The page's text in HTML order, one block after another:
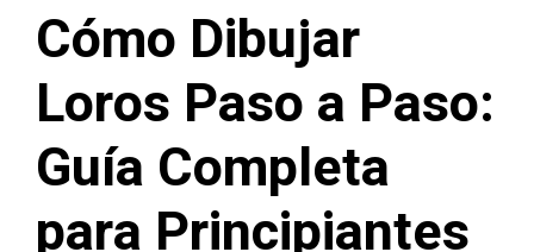
Cómo Dibujar
Loros Paso a Paso:
Guía Completa
para Principiantes